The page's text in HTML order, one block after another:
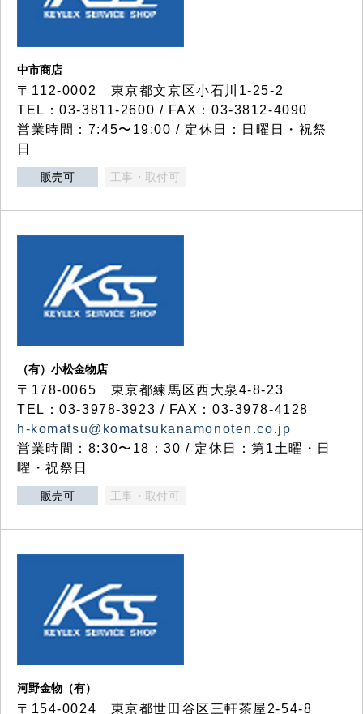
中市商店
〒112-0002 東京都文京区小石川1-25-2
TEL：03-3811-2600 / FAX：03-3812-4090
営業時間：7:45〜19:00 / 定休日：日曜日・祝祭
日
販売可 工事・取付可
（有）小松金物店
〒178-0065 東京都練馬区西大泉4-8-23
TEL：03-3978-3923 / FAX：03-3978-4128
h-komatsu@komatsukanamonoten.co.jp
営業時間：8:30〜18：30 / 定休日：第1土曜・日
曜・祝祭日
販売可 工事・取付可
河野金物（有）
〒154-0024 東京都世田谷区三軒茶屋2-54-8